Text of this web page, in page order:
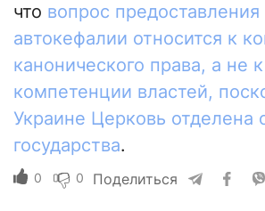
что вопрос
автокефалии относится к
канонического права, а не к
компетенции властей,
Украине Церковь отделена
государства.
0 0 Поделиться